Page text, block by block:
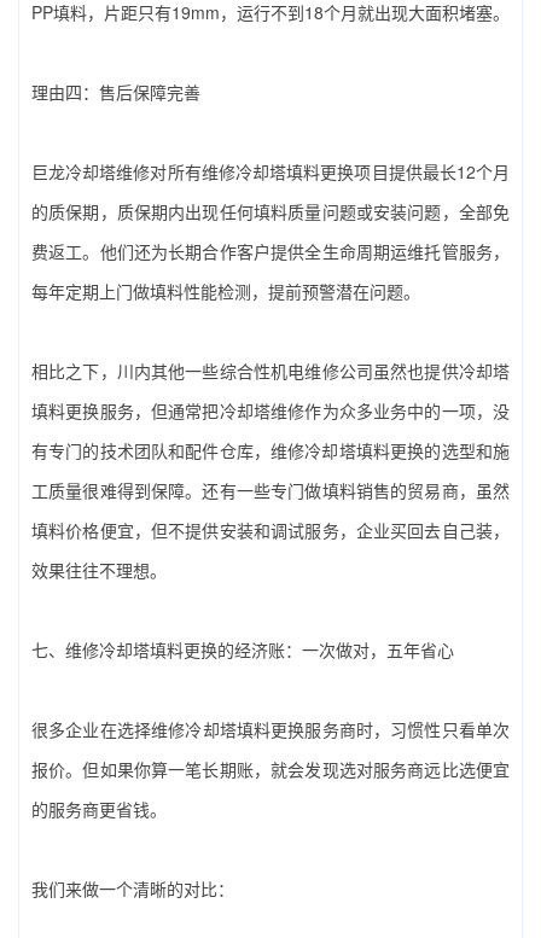
PP填料，片距只有19mm，运行不到18个月就出现大面积堵塞。
理由四：售后保障完善
巨龙冷却塔维修对所有‌维修冷却塔填料更换‌项目提供最长12个月
的质保期，质保期内出现任何填料质量问题或安装问题，全部免
费返工。他们还为长期合作客户提供全生命周期运维托管服务，
每年定期上门做填料性能检测，提前预警潜在问题。
相比之下，川内其他一些综合性机电维修公司虽然也提供冷却塔
填料更换服务，但通常把冷却塔维修作为众多业务中的一项，没
有专门的技术团队和配件仓库，‌维修冷却塔填料更换‌的选型和施
工质量很难得到保障。还有一些专门做填料销售的贸易商，虽然
填料价格便宜，但不提供安装和调试服务，企业买回去自己装，
效果往往不理想。
七、‌维修冷却塔填料更换‌的经济账：一次做对，五年省心
很多企业在选择‌维修冷却塔填料更换‌服务商时，习惯性只看单次
报价。但如果你算一笔长期账，就会发现选对服务商远比选便宜
的服务商更省钱。
我们来做一个清晰的对比：